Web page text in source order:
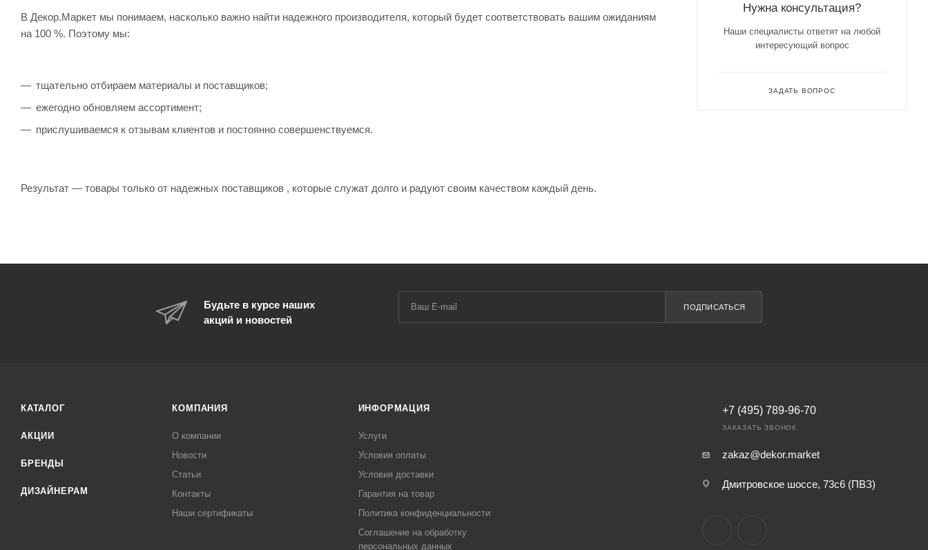
В Декор.Маркет мы понимаем, насколько важно найти надежного производителя, который будет соответствовать вашим ожиданиям
на 100 %. Поэтому мы:
тщательно отбираем материалы и поставщиков;
ежегодно обновляем ассортимент;
прислушиваемся к отзывам клиентов и постоянно совершенствуемся.
Результат — товары только от надежных поставщиков , которые служат долго и радуют своим качеством каждый день.
Нужна консультация?
Наши специалисты ответят на любой
интересующий вопрос
ЗАДАТЬ ВОПРОС
Будьте в курсе наших
акций и новостей
ПОДПИСАТЬСЯ
КАТАЛОГ
АКЦИИ
БРЕНДЫ
ДИЗАЙНЕРАМ
КОМПАНИЯ
О компании
Новости
Статьи
Контакты
Наши сертификаты
ИНФОРМАЦИЯ
Услуги
Условия оплаты
Условия доставки
Гарантия на товар
Политика конфиденциальности
Соглашение на обработку
персональных данных
+7 (495) 789-96-70
ЗАКАЗАТЬ ЗВОНОК
zakaz@dekor.market
Дмитровское шоссе, 73с6 (ПВЗ)